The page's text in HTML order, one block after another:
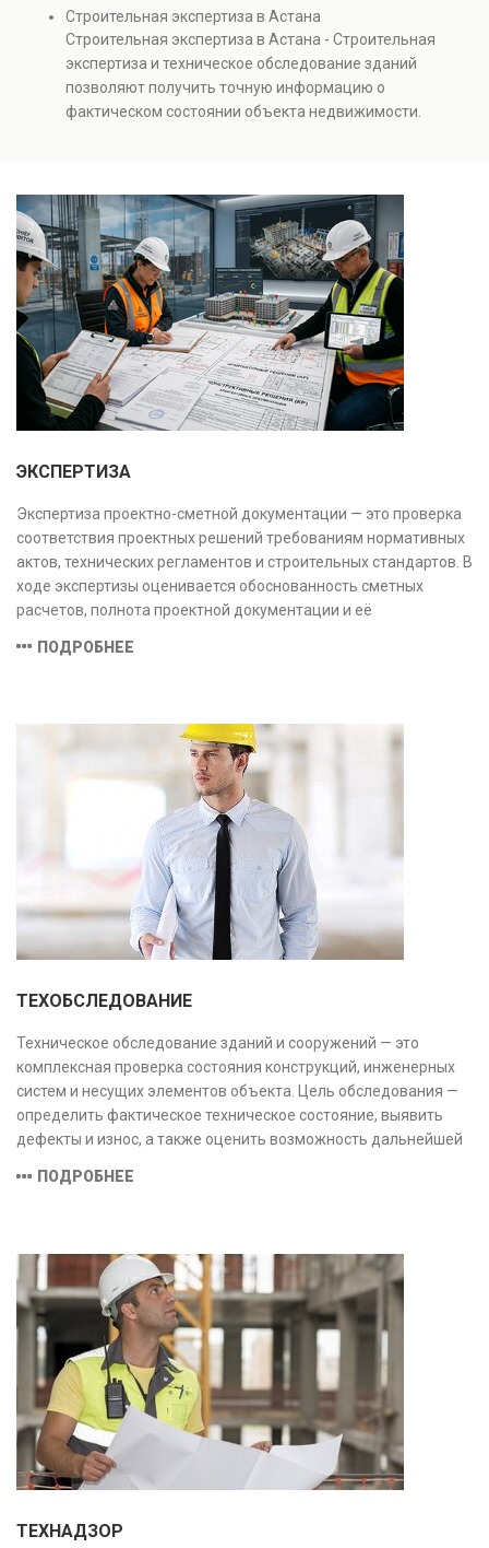
инженерных систем с выявлением скрытых дефектов
и нарушений. Услуга используется для проверки
качества строительства, подготовки к реконструкции,
оценки рисков и судебных разбирательств.
Результатом является официальное техническое
Строительная экспертиза в Астана
Строительная экспертиза в Астана - Строительная
экспертиза и техническое обследование зданий
позволяют получить точную информацию о
фактическом состоянии объекта недвижимости.
качества строительства, подготовки к реконструкции,
оценки рисков и судебных разбирательств.
Результатом является официальное техническое
заключение, имеющее юридическую силу.
ЭКСПЕРТИЗА
Экспертиза проектно-сметной документации — это проверка
соответствия проектных решений требованиям нормативных
актов, технических регламентов и строительных стандартов. В
ходе экспертизы оценивается обоснованность сметных
расчетов, полнота проектной документации и её
предотвратить ошибки на этапе строительства и
ПОДРОБНЕЕ
ТЕХОБСЛЕДОВАНИЕ
Техническое обследование зданий и сооружений — это
комплексная проверка состояния конструкций, инженерных
систем и несущих элементов объекта. Цель обследования —
определить фактическое техническое состояние, выявить
дефекты и износ, а также оценить возможность дальнейшей
ПОДРОБНЕЕ
ТЕХНАДЗОР